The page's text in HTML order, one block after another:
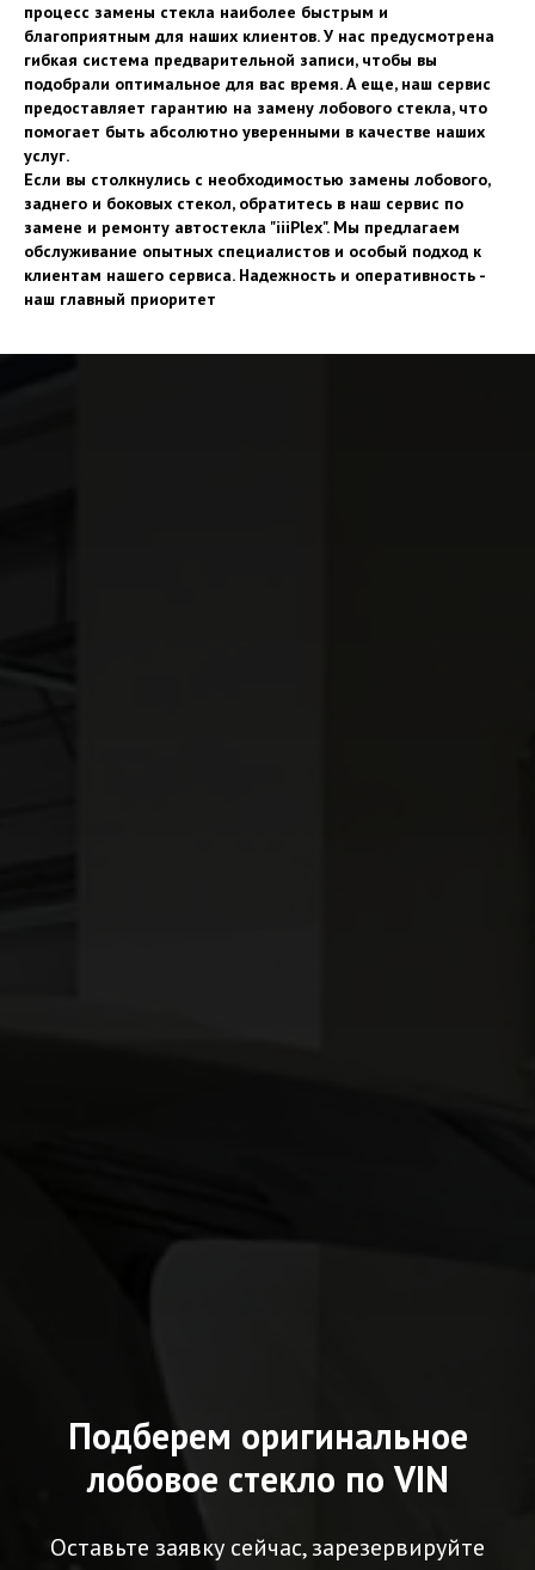
процесс замены стекла наиболее быстрым и
благоприятным для наших клиентов. У нас предусмотрена
гибкая система предварительной записи, чтобы вы
подобрали оптимальное для вас время. А еще, наш сервис
предоставляет гарантию на замену лобового стекла, что
помогает быть абсолютно уверенными в качестве наших
услуг.
Если вы столкнулись с необходимостью замены лобового,
заднего и боковых стекол, обратитесь в наш сервис по
замене и ремонту автостекла "iiiPlex". Мы предлагаем
обслуживание опытных специалистов и особый подход к
клиентам нашего сервиса. Надежность и оперативность -
наш главный приоритет
Подберем оригинальное
лобовое стекло по VIN
Оставьте заявку сейчас, зарезервируйте